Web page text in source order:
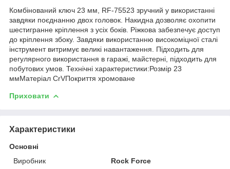
Комбінований ключ 23 мм, RF-75523 зручний у використанні
завдяки поєднанню двох головок. Накидна дозволяє охопити
шестигранне кріплення з усіх боків. Ріжкова забезпечує доступ
до кріплення збоку. Завдяки використанню високоміцної сталі
інструмент витримує великі навантаження. Підходить для
регулярного використання в гаражі, майстерні, підходить для
побутових умов. Технічні характеристики:Розмір 23
ммМатеріал CrVПокриття хромоване
Приховати
Характеристики
Основні
Виробник
Rock Force